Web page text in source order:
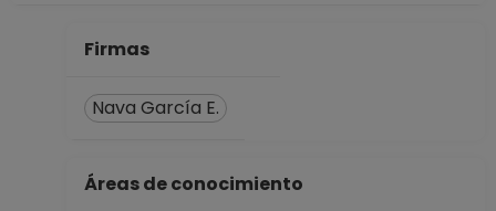
Firmas
Nava García E.
Áreas de conocimiento